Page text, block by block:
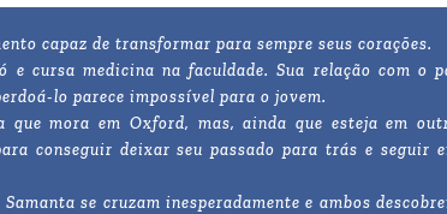
capaz de transformar para sempre seus corações.
e cursa medicina na faculdade. Sua relação com o
lo parece impossível para o jovem.
que mora em Oxford, mas, ainda que esteja em
conseguir deixar seu passado para trás e seguir
se cruzam inesperadamente e ambos